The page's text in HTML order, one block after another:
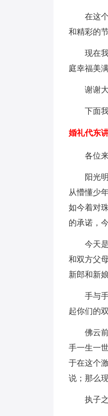
在这
和精彩的
现在
庭幸福美
谢谢
下面
婚礼代东
各位
阳光
从懵懂少
如今着对
的承诺，
今天
和双方父
新郎和新娘
手与
起你们的
佛云
手一生一
于在这个
说；那么
执子